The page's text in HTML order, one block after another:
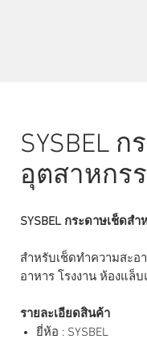
SYSBEL
อุตสาหกร
SYSBEL กระดาษเช็ดส
สำหรับเช็ดทำความสะ
อาหาร โรงงาน ห้องแล็
รายละเอียดสินค้า
ยี่ห้อ : SYSBEL